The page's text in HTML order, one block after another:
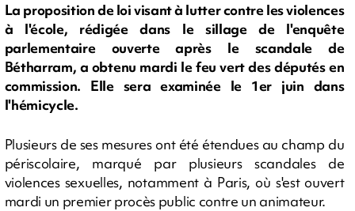
La proposition de loi visant à lutter contre les violences
à l'école, rédigée dans le sillage de l'enquête
parlementaire ouverte après le scandale de
Bétharram, a obtenu mardi le feu vert des députés en
commission. Elle sera examinée le 1er juin dans
l'hémicycle.
Plusieurs de ses mesures ont été étendues au champ du
périscolaire, marqué par plusieurs scandales de
violences sexuelles, notamment à Paris, où s'est ouvert
mardi un premier procès public contre un animateur.